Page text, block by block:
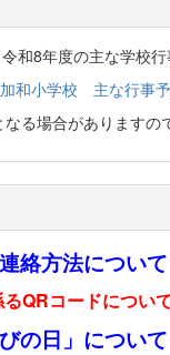
和8年度の主な学校行
和小学校 主な行事
る場合がありますの
絡方法について
QRコードについ
の日」について